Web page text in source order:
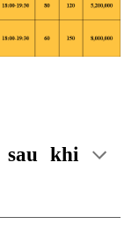
sau khi